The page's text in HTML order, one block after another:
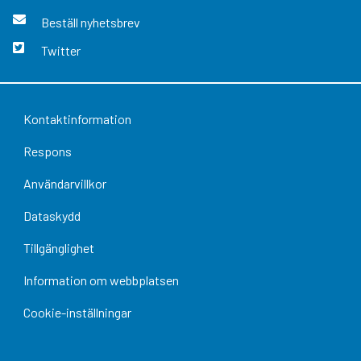
Beställ nyhetsbrev
Twitter
Kontaktinformation
Respons
Användarvillkor
Dataskydd
Tillgänglighet
Information om webbplatsen
Cookie-inställningar